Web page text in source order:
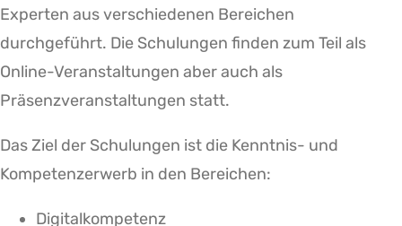
Experten aus verschiedenen Bereichen
durchgeführt. Die Schulungen finden zum Teil als
Online-Veranstaltungen aber auch als
Präsenzveranstaltungen statt.
Das Ziel der Schulungen ist die Kenntnis- und
Kompetenzerwerb in den Bereichen:
Digitalkompetenz